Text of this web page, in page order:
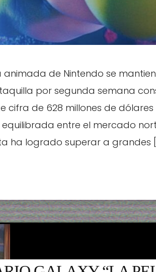
animada de Nintendo se
por segunda semana
cifra de 628 millones de dólares
entre el mercado
ha logrado superar a grandes